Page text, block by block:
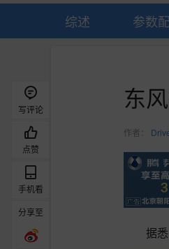
综述 参数
写评论
点赞
手机看
分享至
东
作者：
据